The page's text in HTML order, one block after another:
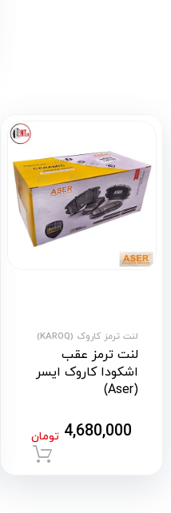
لنت ترمز کاروک (KAROQ)
لنت ترمز عقب
اشکودا کاروک ایسر
(Aser)
4,680,000 تومان